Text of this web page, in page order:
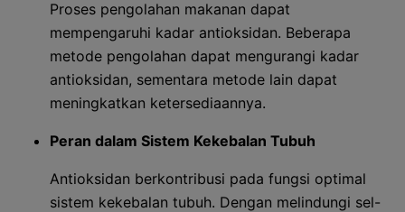
Proses pengolahan makanan dapat
mempengaruhi kadar antioksidan. Beberapa
metode pengolahan dapat mengurangi kadar
antioksidan, sementara metode lain dapat
meningkatkan ketersediaannya.
Peran dalam Sistem Kekebalan Tubuh
Antioksidan berkontribusi pada fungsi optimal
sistem kekebalan tubuh. Dengan melindungi sel-